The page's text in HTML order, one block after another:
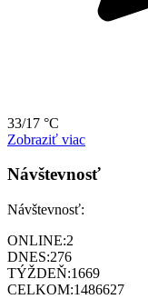
33/17 °C
Zobraziť viac
Návštevnosť
Návštevnosť:
ONLINE:2
DNES:276
TÝŽDEŇ:1669
CELKOM:1486627